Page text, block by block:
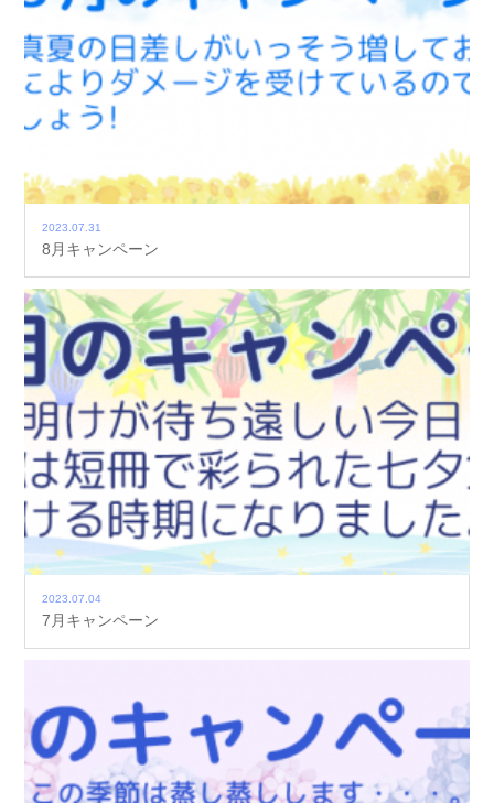
2023.07.31
8月キャンペーン
2023.07.04
7月キャンペーン